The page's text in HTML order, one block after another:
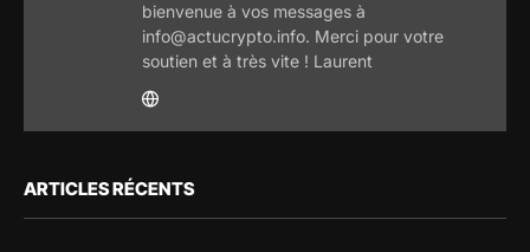
bienvenue à vos messages à
info@actucrypto.info. Merci pour votre
soutien et à très vite ! Laurent
ARTICLES RÉCENTS